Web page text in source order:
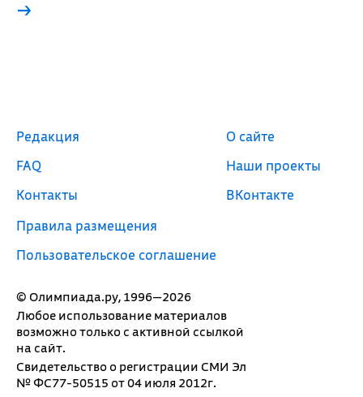
→
© Олимпиада.ру, 1996—2026
Любое использование материалов
возможно только с активной ссылкой
на сайт.
Свидетельство о регистрации СМИ Эл
№ ФС77-50515 от 04 июля 2012г.
Редакция
FAQ
Контакты
Правила размещения
Пользовательское соглашение
О сайте
Наши проекты
ВКонтакте